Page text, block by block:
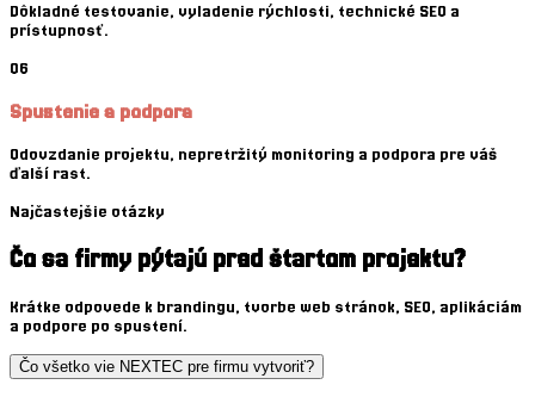
Dôkladné testovanie, vyladenie rýchlosti, technické SEO a
prístupnosť.
06
Spustenie a podpora
Odovzdanie projektu, nepretržitý monitoring a podpora pre váš
ďalší rast.
Najčastejšie otázky
Čo sa firmy pýtajú pred štartom projektu?
Krátke odpovede k brandingu, tvorbe web stránok, SEO, aplikáciám
a podpore po spustení.
Čo všetko vie NEXTEC pre firmu vytvoriť?